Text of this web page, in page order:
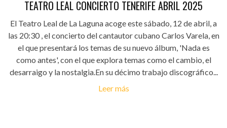
TEATRO LEAL CONCIERTO TENERIFE ABRIL 2025
El Teatro Leal de La Laguna acoge este sábado, 12 de abril, a
las 20:30 , el concierto del cantautor cubano Carlos Varela, en
el que presentará los temas de su nuevo álbum, 'Nada es
como antes', con el que explora temas como el cambio, el
desarraigo y la nostalgia.En su décimo trabajo discográfico...
Leer más